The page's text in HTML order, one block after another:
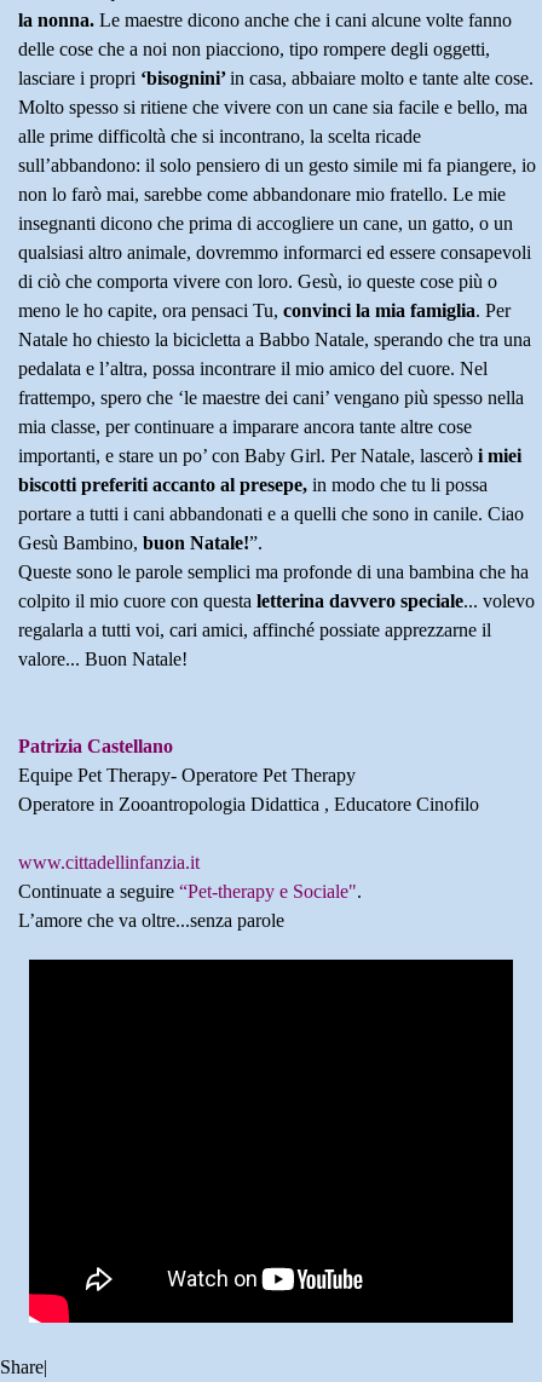
la nonna. Le maestre dicono anche che i cani alcune volte fanno
delle cose che a noi non piacciono, tipo rompere degli oggetti,
lasciare i propri ‘bisognini’in casa, abbaiare molto e tante alte cose.
Molto spesso si ritiene che vivere con un cane sia facile e bello, ma
alle prime difficoltà che si incontrano, la scelta ricade
sull’abbandono: il solo pensiero di un gesto simile mi fa piangere, io
non lo farò mai, sarebbe come abbandonare mio fratello. Le mie
insegnanti dicono che prima di accogliere un cane, un gatto, o un
qualsiasi altro animale, dovremmo informarci ed essere consapevoli
di ciò che comporta vivere con loro. Gesù, io queste cose più o
meno le ho capite, ora pensaci Tu, convinci la mia famiglia. Per
Natale ho chiesto la bicicletta a Babbo Natale, sperando che tra una
pedalata e l’altra, possa incontrare il mio amico del cuore. Nel
frattempo, spero che ‘le maestre dei cani’ vengano più spesso nella
mia classe, per continuare a imparare ancora tante altre cose
importanti, e stare un po’ con Baby Girl. Per Natale, lascerò i miei
biscotti preferiti accanto al presepe, in modo che tu li possa
portare a tutti i cani abbandonati e a quelli che sono in canile. Ciao
Gesù Bambino, buon Natale!”.
Queste sono le parole semplici ma profonde di una bambina che ha
colpito il mio cuore con questa letterina davvero speciale... volevo
regalarla a tutti voi, cari amici, affinché possiate apprezzarne il
valore... Buon Natale!
Patrizia Castellano
Equipe Pet Therapy- Operatore Pet Therapy
Operatore in Zooantropologia Didattica , Educatore Cinofilo
www.cittadellinfanzia.it
Continuate a seguire “Pet-therapy e Sociale".
L’amore che va oltre...senza parole
Share|